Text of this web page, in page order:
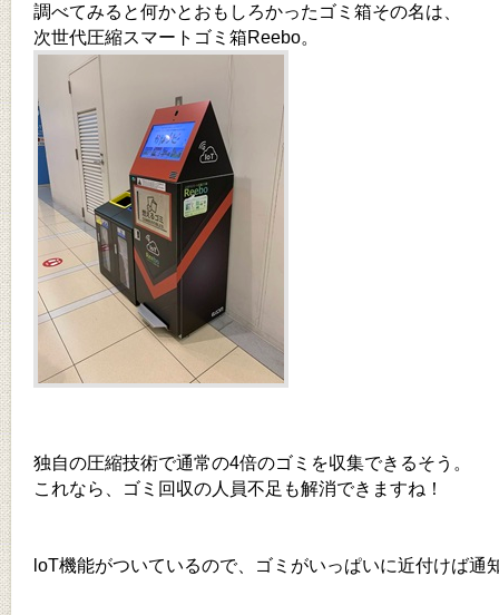
調べてみると何かとおもしろかったゴミ箱その名は、
次世代圧縮スマートゴミ箱Reebo。
独自の圧縮技術で通常の4倍のゴミを収集できるそう。
これなら、ゴミ回収の人員不足も解消できますね！
loT機能がついているので、ゴミがいっぱいに近付けば通